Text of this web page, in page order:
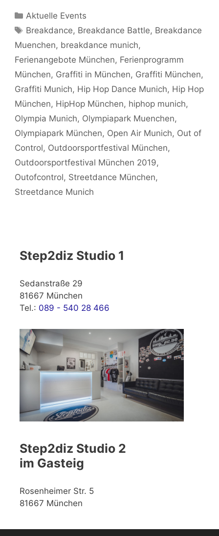
Kategorien
Aktuelle Events
Schlagwörter
Breakdance, Breakdance Battle, Breakdance
Muenchen, breakdance munich,
Ferienangebote München, Ferienprogramm
München, Graffiti in München, Graffiti München,
Graffiti Munich, Hip Hop Dance Munich, Hip Hop
München, HipHop München, hiphop munich,
Olympia Munich, Olympiapark Muenchen,
Olympiapark München, Open Air Munich, Out of
Control, Outdoorsportfestival München,
Outdoorsportfestival München 2019,
Outofcontrol, Streetdance München,
Streetdance Munich
Step2diz Studio 1
Sedanstraße 29
81667 München
Tel.: 089 - 540 28 466
Step2diz Studio 2
im Gasteig
Rosenheimer Str. 5
81667 München